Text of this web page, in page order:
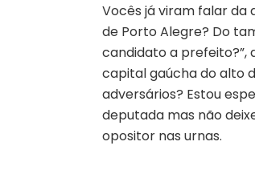
Vocês já viram falar
de Porto Alegre? Do
candidato a prefeito?”,
capital gaúcha do alto
adversários? Estou
deputada mas não
opositor nas urnas.